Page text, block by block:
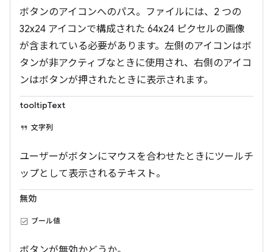
ボタンのアイコンへのパス。ファイルには、2 つの
32x24 アイコンで構成された 64x24 ピクセルの画像
が含まれている必要があります。左側のアイコンはボ
タンが非アクティブなときに使用され、右側のアイコ
ンはボタンが押されたときに表示されます。
tooltipText
文字列
ユーザーがボタンにマウスを合わせたときにツールチ
ップとして表示されるテキスト。
無効
ブール値